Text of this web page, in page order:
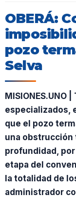
OBERÁ:
pozo
Selva
MISIONES.UNO
especializados,
que el pozo
una obstrucción
profundidad,
etapa del
la totalidad de
administrador